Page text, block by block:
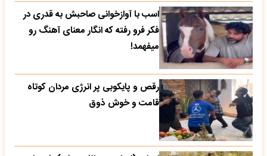
اسب با آوازخوانی صاحبش به قدری در
فکر فرو رفته که انگار معنای آهنگ رو
میفهمد!
رقص و پایکوبی پر انرژی مردان کوتاه
قامت و خوش ذوق